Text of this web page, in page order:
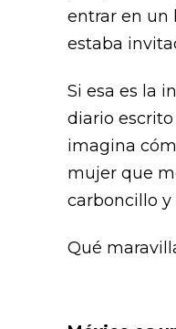
entrar en un
estaba
Si esa es la
diario
imagina
mujer que
carboncillo y
Qué